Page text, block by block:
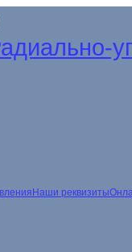
Наши реквизиты